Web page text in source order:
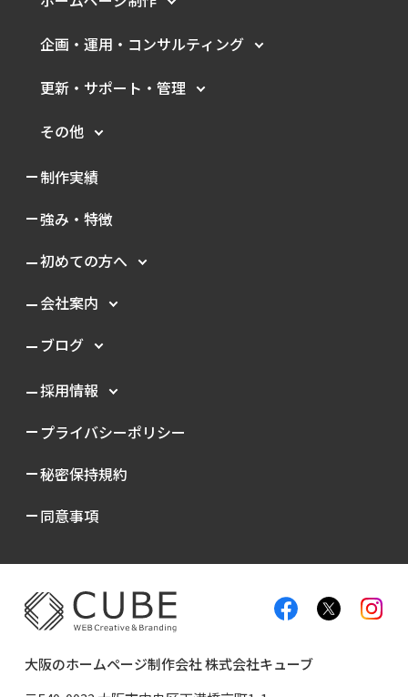
企画・運用・ コンサルティング
更新・サポート・管理
その他
制作実績
強み・特徴
初めての方へ
会社案内
ブログ
採用情報
プライバシーポリシー
秘密保持規約
同意事項
大阪のホームページ制作会社 株式会社キューブ